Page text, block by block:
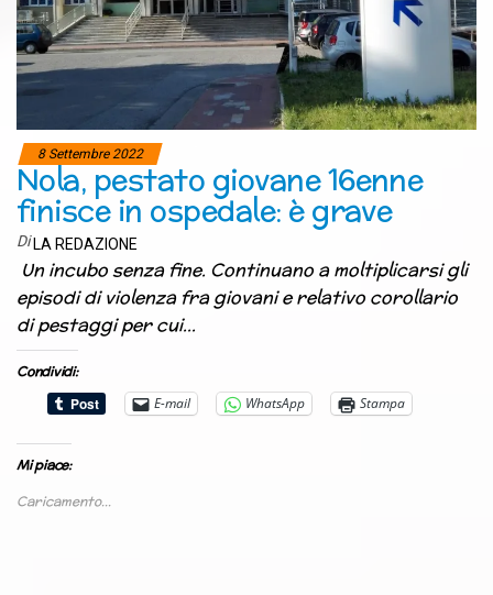
8 Settembre 2022
Nola, pestato giovane 16enne
finisce in ospedale: è grave
Di LA REDAZIONE
Un incubo senza fine. Continuano a moltiplicarsi gli
episodi di violenza fra giovani e relativo corollario
di pestaggi per cui…
Condividi:
E-mail
WhatsApp Stampa
Mi piace:
Caricamento...